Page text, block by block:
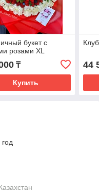
букет с
розами XL
₸
Купить
44